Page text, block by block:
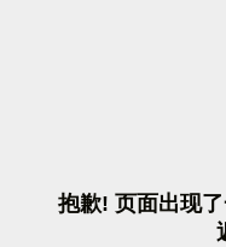
抱歉! 页面出现了